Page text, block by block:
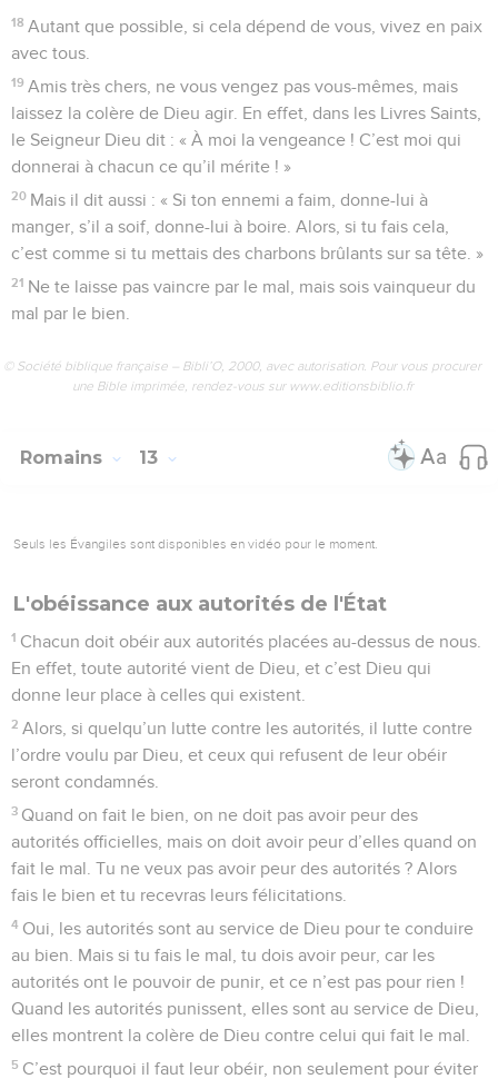
18 Autant que possible, si cela dépend de vous, vivez en paix
avec tous.
19 Amis très chers, ne vous vengez pas vous-mêmes, mais
laissez la colère de Dieu agir. En effet, dans les Livres Saints,
le Seigneur Dieu dit : « À moi la vengeance ! C’est moi qui
donnerai à chacun ce qu’il mérite ! »
20 Mais il dit aussi : « Si ton ennemi a faim, donne-lui à
manger, s’il a soif, donne-lui à boire. Alors, si tu fais cela,
c’est comme si tu mettais des charbons brûlants sur sa tête. »
21 Ne te laisse pas vaincre par le mal, mais sois vainqueur du
mal par le bien.
© Société biblique française – Bibli’O, 2000, avec autorisation. Pour vous procurer
une Bible imprimée, rendez-vous sur www.editionsbiblio.fr
Romains 13
Seuls les Évangiles sont disponibles en vidéo pour le moment.
L'obéissance aux autorités de l'État
1 Chacun doit obéir aux autorités placées au-dessus de nous.
En effet, toute autorité vient de Dieu, et c’est Dieu qui
donne leur place à celles qui existent.
2 Alors, si quelqu’un lutte contre les autorités, il lutte contre
l’ordre voulu par Dieu, et ceux qui refusent de leur obéir
seront condamnés.
3 Quand on fait le bien, on ne doit pas avoir peur des
autorités officielles, mais on doit avoir peur d’elles quand on
fait le mal. Tu ne veux pas avoir peur des autorités ? Alors
fais le bien et tu recevras leurs félicitations.
4 Oui, les autorités sont au service de Dieu pour te conduire
au bien. Mais si tu fais le mal, tu dois avoir peur, car les
autorités ont le pouvoir de punir, et ce n’est pas pour rien !
Quand les autorités punissent, elles sont au service de Dieu,
elles montrent la colère de Dieu contre celui qui fait le mal.
5 C’est pourquoi il faut leur obéir, non seulement pour éviter